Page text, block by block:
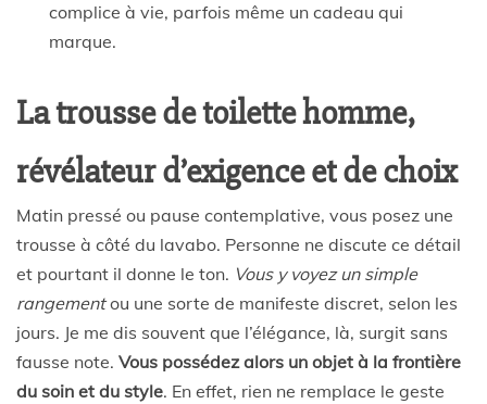
complice à vie, parfois même un cadeau qui
marque.
La trousse de toilette homme,
révélateur d’exigence et de choix
Matin pressé ou pause contemplative, vous posez une
trousse à côté du lavabo. Personne ne discute ce détail
et pourtant il donne le ton. Vous y voyez un simple
rangementou une sorte de manifeste discret, selon les
jours. Je me dis souvent que l’élégance, là, surgit sans
fausse note. Vous possédez alors un objet à la frontière
du soin et du style. En effet, rien ne remplace le geste